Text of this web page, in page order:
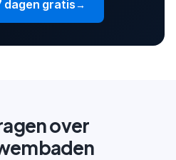
dagen gratis→
over